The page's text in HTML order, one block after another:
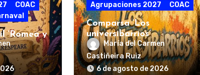
COAC
‘Romea y
Agrupaciones 2027 COAC
Comparsa ‘Los
universibarrios’
María del Carmen
Castiñeira Ruiz
6 de agosto de 2026